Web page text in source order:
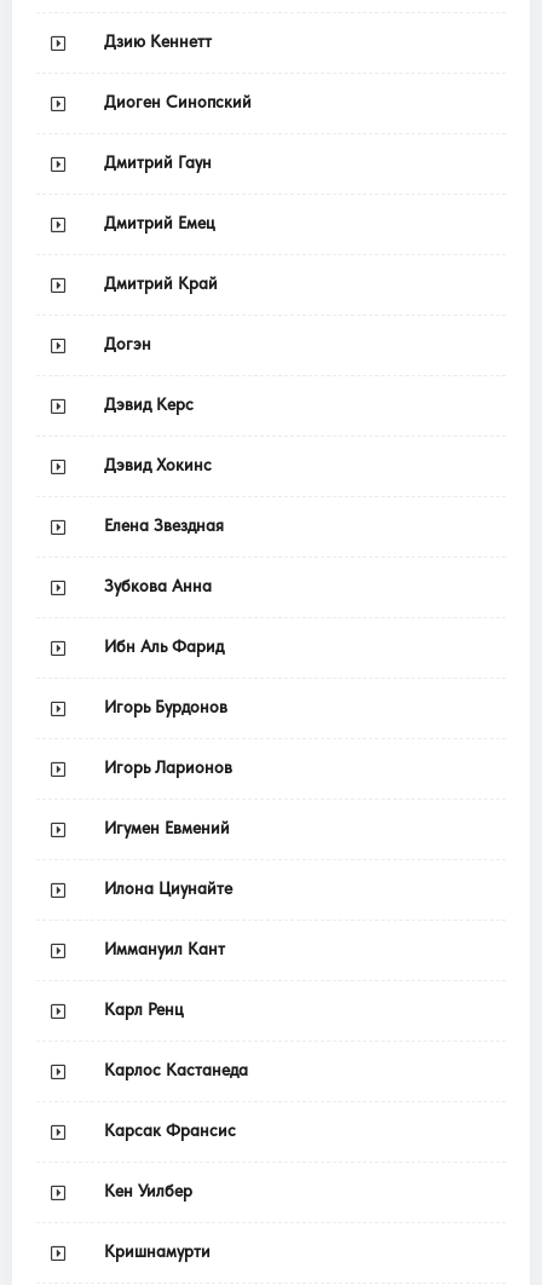
Дзию Кеннетт
Диоген Синопский
Дмитрий Гаун
Дмитрий Емец
Дмитрий Край
Догэн
Дэвид Керс
Дэвид Хокинс
Елена Звездная
Зубкова Анна
Ибн Аль Фарид
Игорь Бурдонов
Игорь Ларионов
Игумен Евмений
Илона Циунайте
Иммануил Кант
Карл Ренц
Карлос Кастанеда
Карсак Франсис
Кен Уилбер
Кришнамурти